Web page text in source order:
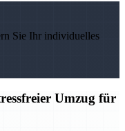
Sie Ihr individuelles
Umzug für